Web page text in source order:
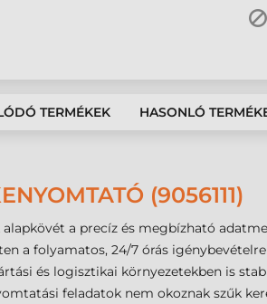
TERMÉKEK HASONLÓ
(9056111)
a precíz és megbízható
a folyamatos, 24/7 órás
és logisztikai környezetekben is
feladatok nem okoznak szűk